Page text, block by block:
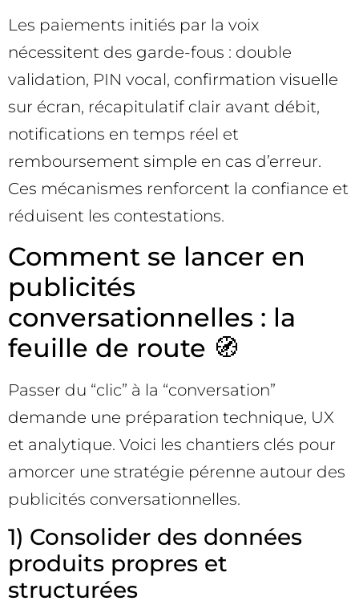
Les paiements initiés par la voix
nécessitent des garde-fous : double
validation, PIN vocal, confirmation visuelle
sur écran, récapitulatif clair avant débit,
notifications en temps réel et
remboursement simple en cas d’erreur.
Ces mécanismes renforcent la confiance et
réduisent les contestations.
Comment se lancer en
publicités
conversationnelles : la
feuille de route 🧭
Passer du “clic” à la “conversation”
demande une préparation technique, UX
et analytique. Voici les chantiers clés pour
amorcer une stratégie pérenne autour des
publicités conversationnelles.
1) Consolider des données
produits propres et
structurées